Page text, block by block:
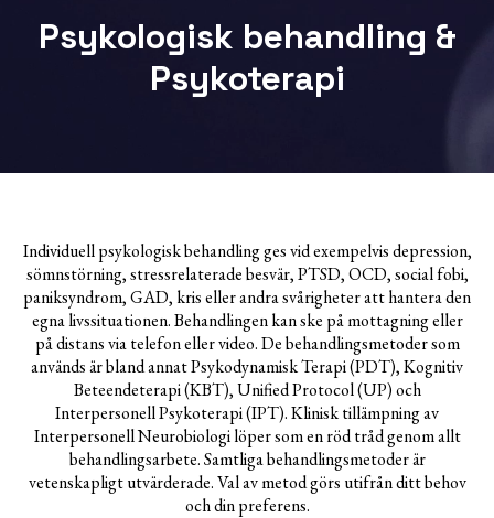
Psykologisk behandling &
Psykoterapi
Individuell psykologisk behandling ges vid exempelvis depression,
sömnstörning, stressrelaterade besvär, PTSD, OCD, social fobi,
paniksyndrom, GAD, kris eller andra svårigheter att hantera den
egna livssituationen. Behandlingen kan ske på mottagning eller
på distans via telefon eller video. De behandlingsmetoder som
används är bland annat Psykodynamisk Terapi (PDT), Kognitiv
Beteendeterapi (KBT), Unified Protocol (UP) och
Interpersonell Psykoterapi (IPT). Klinisk tillämpning av
Interpersonell Neurobiologi löper som en röd tråd genom allt
behandlingsarbete. Samtliga behandlingsmetoder är
vetenskapligt utvärderade. Val av metod görs utifrån ditt behov
och din preferens.